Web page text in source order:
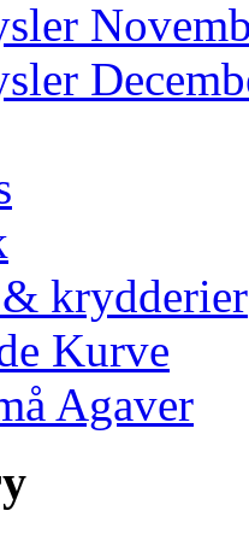
krydderier
Kurve
Agaver